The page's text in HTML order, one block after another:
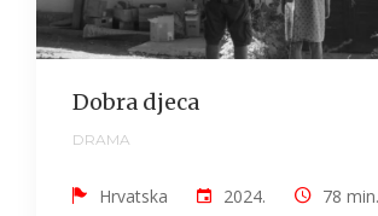
Dobra djeca
DRAMA
Hrvatska 2024. 78 min.